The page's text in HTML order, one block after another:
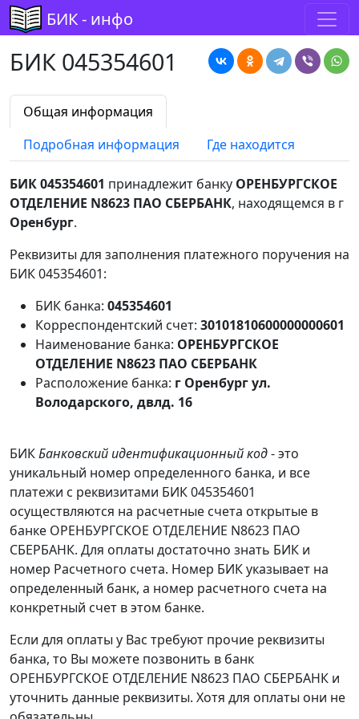
БИК - инфо
БИК 045354601
Общая информация
Подробная информация
Где находится
БИК 045354601 принадлежит банку ОРЕНБУРГСКОЕ
ОТДЕЛЕНИЕ N8623 ПАО СБЕРБАНК, находящемся в г
Оренбург.
Реквизиты для заполнения платежного поручения на
БИК 045354601:
БИК банка: 045354601
Корреспондентский счет: 30101810600000000601
Наименование банка: ОРЕНБУРГСКОЕ
ОТДЕЛЕНИЕ N8623 ПАО СБЕРБАНК
Расположение банка: г Оренбург ул.
Володарского, двлд. 16
БИКБанковский идентификационный код- это
уникальный номер определенного банка, и все
платежи с реквизитами БИК 045354601
осуществляются на расчетные счета открытые в
банке ОРЕНБУРГСКОЕ ОТДЕЛЕНИЕ N8623 ПАО
СБЕРБАНК. Для оплаты достаточно знать БИК и
номер Расчетного счета. Номер БИК указывает на
определенный банк, а номер расчетного счета на
конкретный счет в этом банке.
Если для оплаты у Вас требуют прочие реквизиты
банка, то Вы можете позвонить в банк
ОРЕНБУРГСКОЕ ОТДЕЛЕНИЕ N8623 ПАО СБЕРБАНК и
уточнить данные реквизиты. Хотя для оплаты они не